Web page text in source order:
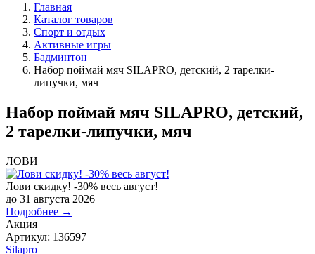
Главная
Каталог товаров
Спорт и отдых
Активные игры
Бадминтон
Набор поймай мяч SILAPRO, детский, 2 тарелки-
липучки, мяч
Набор поймай мяч SILAPRO, детский,
2 тарелки-липучки, мяч
ЛОВИ
Лови скидку! -30% весь август!
до 31 августа 2026
Подробнее →
Акция
Артикул: 136597
Silapro